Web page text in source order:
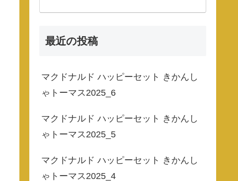
最近の投稿
マクドナルド ハッピーセット きかんし
ゃトーマス2025_6
マクドナルド ハッピーセット きかんし
ゃトーマス2025_5
マクドナルド ハッピーセット きかんし
ゃトーマス2025_4